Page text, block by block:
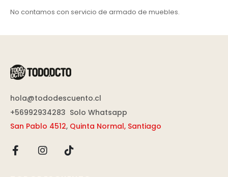
No contamos con servicio de armado de muebles.
hola@tododescuento.cl
+56992934283 Solo Whatsapp
San Pablo 4512, Quinta Normal, Santiago